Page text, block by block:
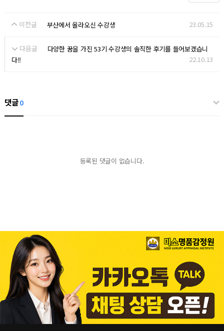
이전글 부산에서 올라오신 수강생 23.05.15
다음글
다양한 꿈을 가진 53기 수강생의 솔직한 후기를 들어보겠습니
다!!
22.10.13
댓글0
등록된 댓글이 없습니다.